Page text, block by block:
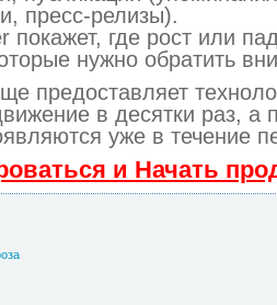
пресс-релизы).
где рост или
нужно обратить
предоставляет
в десятки раз, а
уже в течение
и Начать